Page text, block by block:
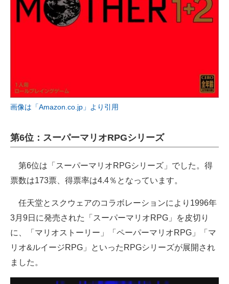
画像は「Amazon.co.jp」より引用
第6位：スーパーマリオRPGシリーズ
第6位は「スーパーマリオRPGシリーズ」でした。得
票数は173票、得票率は4.4％となっています。
任天堂とスクウェアのコラボレーションにより1996年
3月9日に発売された「スーパーマリオRPG」を皮切り
に、「マリオストーリー」「ペーパーマリオRPG」「マ
リオ&ルイージRPG」といったRPGシリーズが展開され
ました。